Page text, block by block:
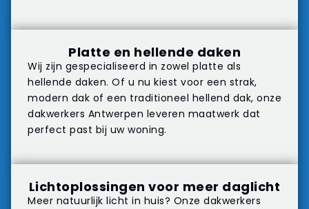
Platte en hellende daken
Wij zijn gespecialiseerd in zowel platte als
hellende daken. Of u nu kiest voor een strak,
modern dak of een traditioneel hellend dak, onze
dakwerkers Antwerpen leveren maatwerk dat
perfect past bij uw woning.
Lichtoplossingen voor meer daglicht
Meer natuurlijk licht in huis? Onze dakwerkers